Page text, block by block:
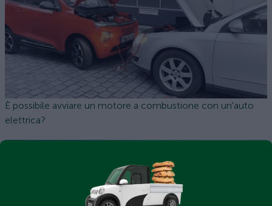
È possibile avviare un motore a combustione con un'auto
elettrica?